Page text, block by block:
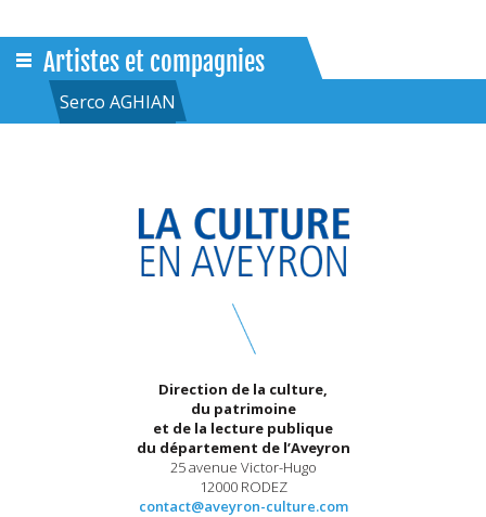
Artistes et compagnies
Serco AGHIAN
Direction de la culture,
du patrimoine
et de la lecture publique
du département de l’Aveyron
25 avenue Victor-Hugo
12000 RODEZ
contact@aveyron-culture.com